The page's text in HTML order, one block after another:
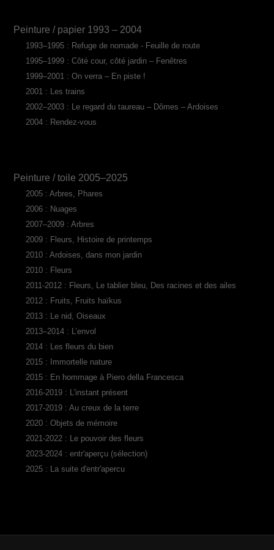
Peinture / papier 1993 – 2004
1993–1995 : Refuge de nomade - Feuille de route
1995–1999 : Côté cour, côté jardin – Fenêtres
1999–2001 : On verra – En piste !
2001 : Les trains
2002–2003 : Le regard du taureau – Dômes – Ardoises
2004 : Rendez-vous
Peinture / toile 2005–2025
2005 : Arbres, Phares
2006 : Nuages
2007–2009 : Arbres
2009 : Fleurs, Histoire de printemps
2010 : Ardoises, dans mon jardin
2010 : Fleurs
2011-2012 : Fleurs, Le tablier bleu, Des racines et des ailes
2012 : Fruits, Fruits haïkus
2013 : Le nid, Oiseaux
2013–2014 : L’envol
2014 : Les fleurs du bien
2015 : Immortelle nature
2015 : En hommage à Piero della Francesca
2016-2019 : L'instant présent
2017-2019 : Au creux de la terre
2020 : Objets de mémoire
2021-2022 : Le pouvoir des fleurs
2023-2024 : entr'aperçu (sélection)
2025 : La suite d'entr'apercu